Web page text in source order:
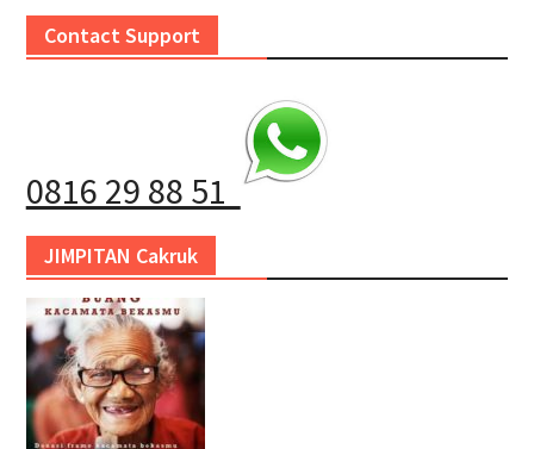
Contact Support
0816 29 88 51
JIMPITAN Cakruk